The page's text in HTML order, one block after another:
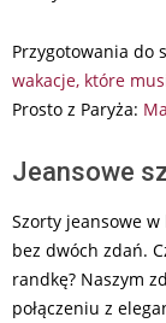
Przygotowania do
wakacje, które
Prosto z Paryża:
Jeansowe
Szorty jeansowe
bez dwóch zdań.
randkę? Naszym
połączeniu z